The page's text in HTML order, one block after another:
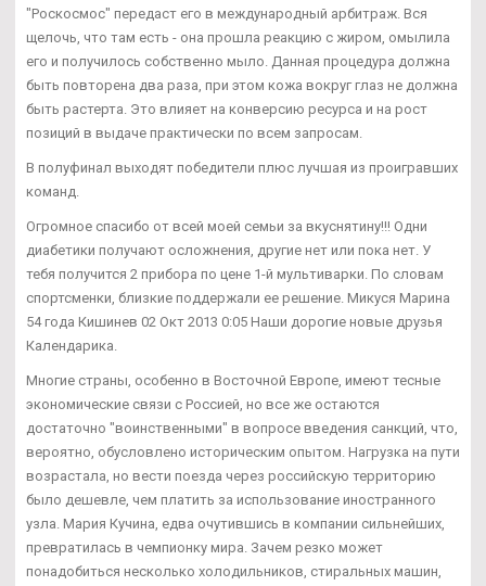
"Роскосмос" передаст его в международный арбитраж. Вся
щелочь, что там есть - она прошла реакцию с жиром, омылила
его и получилось собственно мыло. Данная процедура должна
быть повторена два раза, при этом кожа вокруг глаз не должна
быть растерта. Это влияет на конверсию ресурса и на рост
позиций в выдаче практически по всем запросам.
В полуфинал выходят победители плюс лучшая из проигравших
команд.
Огромное спасибо от всей моей семьи за вкуснятину!!! Одни
диабетики получают осложнения, другие нет или пока нет. У
тебя получится 2 прибора по цене 1-й мультиварки. По словам
спортсменки, близкие поддержали ее решение. Микуся Марина
54 года Кишинев 02 Окт 2013 0:05 Наши дорогие новые друзья
Календарика.
Многие страны, особенно в Восточной Европе, имеют тесные
экономические связи с Россией, но все же остаются
достаточно "воинственными" в вопросе введения санкций, что,
вероятно, обусловлено историческим опытом. Нагрузка на пути
возрастала, но вести поезда через российскую территорию
было дешевле, чем платить за использование иностранного
узла. Мария Кучина, едва очутившись в компании сильнейших,
превратилась в чемпионку мира. Зачем резко может
понадобиться несколько холодильников, стиральных машин,